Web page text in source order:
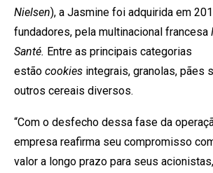
Nielsen), a Jasmine foi adquirida em
fundadores, pela multinacional francesa
Santé. Entre as principais categorias
estão cookies integrais, granolas, pães
outros cereais diversos.
“Com o desfecho dessa fase da
empresa reafirma seu compromisso
valor a longo prazo para seus